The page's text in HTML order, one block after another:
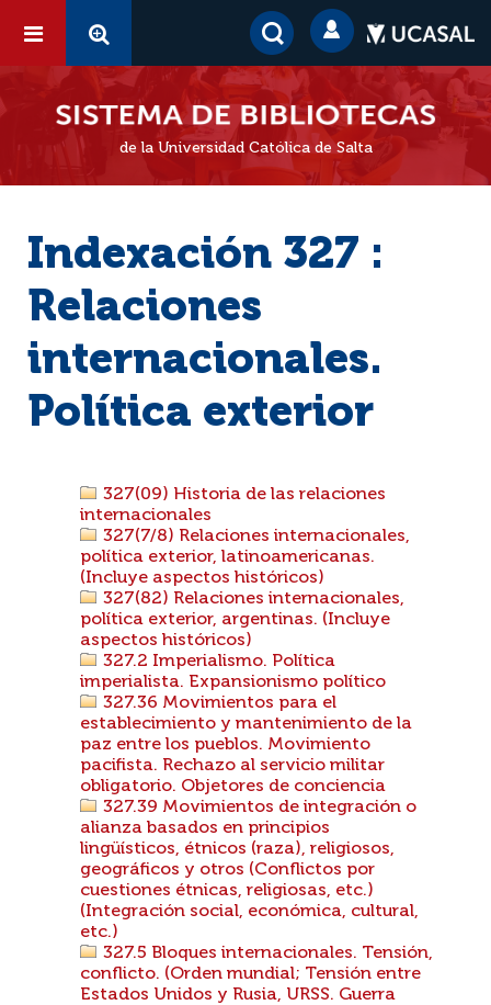
de la Universidad Católica de Salta
Indexación 327 :
Relaciones
internacionales.
Política exterior
327(09) Historia de las relaciones
internacionales
327(7/8) Relaciones internacionales,
política exterior, latinoamericanas.
(Incluye aspectos históricos)
327(82) Relaciones internacionales,
política exterior, argentinas. (Incluye
aspectos históricos)
327.2 Imperialismo. Política
imperialista. Expansionismo político
327.36 Movimientos para el
establecimiento y mantenimiento de la
paz entre los pueblos. Movimiento
pacifista. Rechazo al servicio militar
obligatorio. Objetores de conciencia
327.39 Movimientos de integración o
alianza basados en principios
lingüísticos, étnicos (raza), religiosos,
geográficos y otros (Conflictos por
cuestiones étnicas, religiosas, etc.)
(Integración social, económica, cultural,
etc.)
327.5 Bloques internacionales. Tensión,
conflicto. (Orden mundial; Tensión entre
Estados Unidos y Rusia, URSS. Guerra